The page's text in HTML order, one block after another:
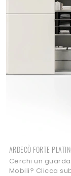
ARDECÒ FORTE
Cerchi un
Mobili? Clicca